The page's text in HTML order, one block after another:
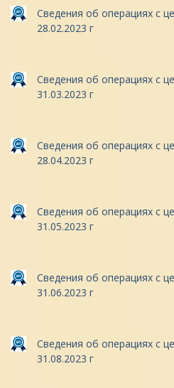
Сведения об операциях с
28.02.2023 г
Сведения об операциях с
31.03.2023 г
Сведения об операциях с
28.04.2023 г
Сведения об операциях с
31.05.2023 г
Сведения об операциях с
31.06.2023 г
Сведения об операциях с
31.08.2023 г